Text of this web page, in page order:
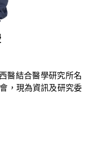
醫結合醫學研究所名
，現為資訊及研究委